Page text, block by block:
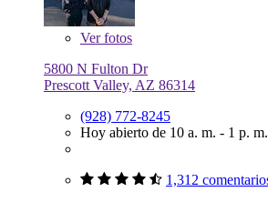
Verfotos
5800 N Fulton Dr
Prescott Valley, AZ 86314
(928) 772-8245
Hoy abierto de 10 a. m. - 1 p. m.
1,312